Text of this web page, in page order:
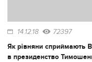
14.12.18 72397
Як рівняни сприймають
в президенство